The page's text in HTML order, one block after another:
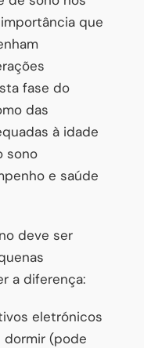
que
fase do
das
à idade
sono
e saúde
deve ser
a diferença:
eletrónicos
dormir (pode